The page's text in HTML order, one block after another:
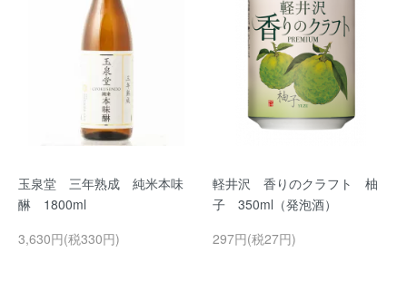
玉泉堂 三年熟成 純米本味
醂 1800ml
3,630円(税330円)
軽井沢 香りのクラフト 柚
子 350ml（発泡酒）
297円(税27円)